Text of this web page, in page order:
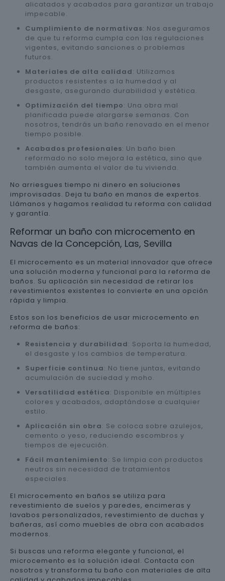
alicatados y acabados para garantizar un trabajo
impecable.
Cumplimiento de normativas: Nos aseguramos
de que tu reforma cumpla con las regulaciones
vigentes, evitando sanciones o problemas
futuros.
Materiales de alta calidad: Utilizamos
productos resistentes a la humedad y al
desgaste, asegurando durabilidad y estética.
Optimización del tiempo: Una obra mal
planificada puede alargarse semanas. Con
nosotros, tendrás un baño renovado en el menor
tiempo posible.
Acabados profesionales: Un baño bien
reformado no solo mejora la estética, sino que
también aumenta el valor de tu vivienda.
No arriesgues tiempo ni dinero en soluciones
improvisadas. Deja tu baño en manos de expertos.
Llámanos y hagamos realidad tu reforma con calidad
y garantía.
Reformar un baño con microcemento en
Navas de la Concepción, Las, Sevilla
El microcemento es un material innovador que ofrece
una solución moderna y funcional para la reforma de
baños. Su aplicación sin necesidad de retirar los
revestimientos existentes lo convierte en una opción
rápida y limpia.
Estos son los beneficios de usar microcemento en
reforma de baños:
Resistencia y durabilidad: Soporta la humedad,
el desgaste y los cambios de temperatura.
Superficie continua: No tiene juntas, evitando
acumulación de suciedad y moho.
Versatilidad estética: Disponible en múltiples
colores y acabados, adaptándose a cualquier
estilo.
Aplicación sin obra: Se coloca sobre azulejos,
cemento o yeso, reduciendo escombros y
tiempos de ejecución.
Fácil mantenimiento: Se limpia con productos
neutros sin necesidad de tratamientos
especiales.
El microcemento en baños se utiliza para
revestimiento de suelos y paredes, encimeras y
lavabos personalizados, revestimiento de duchas y
bañeras, así como muebles de obra con acabados
modernos.
Si buscas una reforma elegante y funcional, el
microcemento es la solución ideal. Contacta con
nosotros y transforma tu baño con materiales de alta